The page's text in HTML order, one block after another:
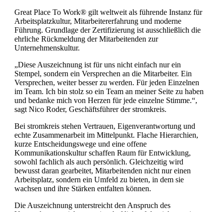
Great Place To Work® gilt weltweit als führende Instanz für
Arbeitsplatzkultur, Mitarbeitererfahrung und moderne
Führung. Grundlage der Zertifizierung ist ausschließlich die
ehrliche Rückmeldung der Mitarbeitenden zur
Unternehmenskultur.
„Diese Auszeichnung ist für uns nicht einfach nur ein
Stempel, sondern ein Versprechen an die Mitarbeiter. Ein
Versprechen, weiter besser zu werden. Für jeden Einzelnen
im Team. Ich bin stolz so ein Team an meiner Seite zu haben
und bedanke mich von Herzen für jede einzelne Stimme.“,
sagt Nico Roder, Geschäftsführer der stromkreis.
Bei stromkreis stehen Vertrauen, Eigenverantwortung und
echte Zusammenarbeit im Mittelpunkt. Flache Hierarchien,
kurze Entscheidungswege und eine offene
Kommunikationskultur schaffen Raum für Entwicklung,
sowohl fachlich als auch persönlich. Gleichzeitig wird
bewusst daran gearbeitet, Mitarbeitenden nicht nur einen
Arbeitsplatz, sondern ein Umfeld zu bieten, in dem sie
wachsen und ihre Stärken entfalten können.
Die Auszeichnung unterstreicht den Anspruch des